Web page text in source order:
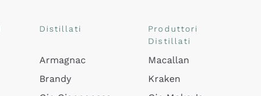
Distillati
Armagnac
Brandy
Produttori
Distillati
Macallan
Kraken